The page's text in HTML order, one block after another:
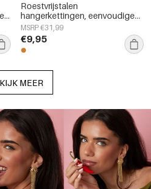
Roestvrijstalen
hangerkettingen, eenvoudige
ketting, dagelijkse sieraden uit
de Simple Series voor dames.
MSRP €31,99
€9,95
MEER